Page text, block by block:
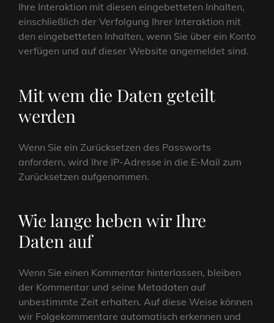
Ihre Interaktion mit diesen eingebetteten Inhalten,
einschließlich der Verfolgung Ihrer Interaktion mit
den eingebetteten Inhalten, wenn Sie über ein Konto
verfügen und auf dieser Website angemeldet sind.
Mit wem die Daten geteilt
werden
Wenn Sie ein Zurücksetzen des Passworts
anfordern, wird Ihre IP-Adresse in die E-Mail zum
Zurücksetzen aufgenommen.
Wie lange heben wir Ihre
Daten auf
Wenn Sie einen Kommentar hinterlassen, bleiben
der Kommentar und seine Metadaten auf
unbestimmte Zeit erhalten. Auf diese Weise können
wir Folgekommentare automatisch erkennen und